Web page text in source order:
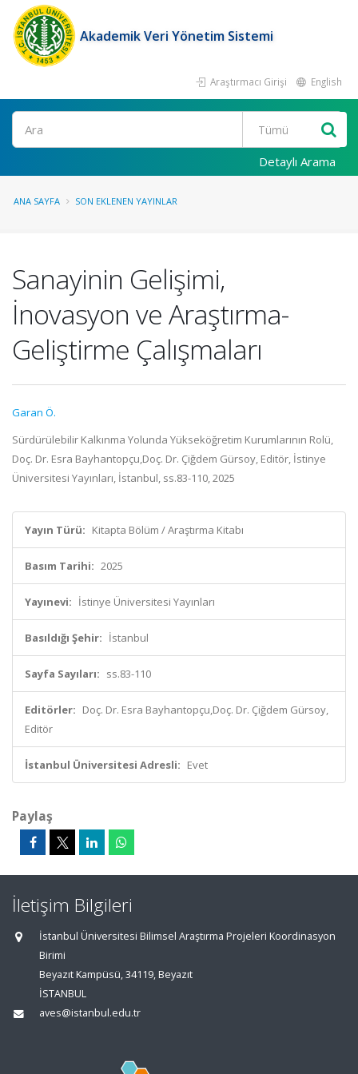
Akademik Veri Yönetim Sistemi
Araştırmacı Girişi English
Ara
Detaylı Arama
ANA SAYFA SON EKLENEN YAYINLAR
Sanayinin Gelişimi,
İnovasyon ve Araştırma-
Geliştirme Çalışmaları
Garan Ö.
Sürdürülebilir Kalkınma Yolunda Yükseköğretim Kurumlarının Rolü,
Doç. Dr. Esra Bayhantopçu,Doç. Dr. Çiğdem Gürsoy, Editör, İstinye
Üniversitesi Yayınları, İstanbul, ss.83-110, 2025
Yayın Türü: Kitapta Bölüm / Araştırma Kitabı
Basım Tarihi: 2025
Yayınevi: İstinye Üniversitesi Yayınları
Basıldığı Şehir: İstanbul
Sayfa Sayıları: ss.83-110
Editörler: Doç. Dr. Esra Bayhantopçu,Doç. Dr. Çiğdem Gürsoy,
Editör
İstanbul Üniversitesi Adresli: Evet
Paylaş
İletişim Bilgileri
İstanbul Üniversitesi Bilimsel Araştırma Projeleri Koordinasyon
Birimi
Beyazıt Kampüsü, 34119, Beyazıt
İSTANBUL
aves@istanbul.edu.tr